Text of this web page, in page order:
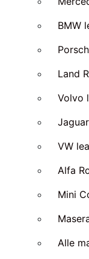
BMW
Land
Volvo
VW
Alfa
Mini
Alle